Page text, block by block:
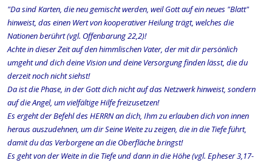
"Da sind Karten, die neu gemischt werden, weil Gott auf ein neues "Blatt"
hinweist, das einen Wert von kooperativer Heilung trägt, welches die
Nationen berührt (vgl. Offenbarung 22,2)!
Achte in dieser Zeit auf den himmlischen Vater, der mit dir persönlich
umgeht und dich deine Vision und deine Versorgung finden lässt, die du
derzeit noch nicht siehst!
Da ist die Phase, in der Gott dich nicht auf das Netzwerk hinweist, sondern
auf die Angel, um vielfältige Hilfe freizusetzen!
Es ergeht der Befehl des HERRN an dich, Ihm zu erlauben dich von innen
heraus auszudehnen, um dir Seine Weite zu zeigen, die in die Tiefe führt,
damit du das Verborgene an die Oberfläche bringst!
Es geht von der Weite in die Tiefe und dann in die Höhe (vgl. Epheser 3,17-